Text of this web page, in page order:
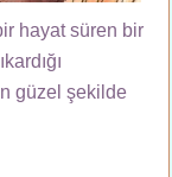
hayat süren bir
güzel şekilde